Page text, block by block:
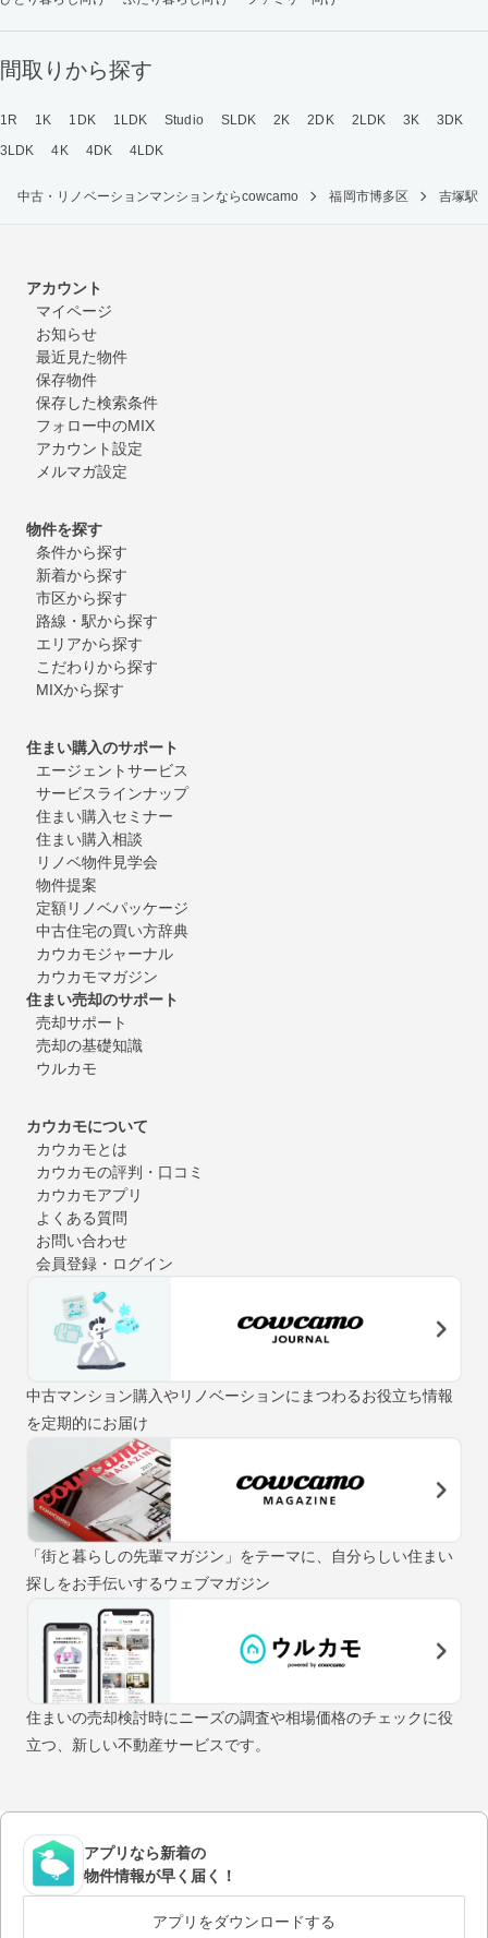
間取りから探す
1R 1K 1DK 1LDK Studio SLDK 2K 2DK 2LDK 3K
3DK
3LDK
4K 4DK 4LDK
中古・リノベーションマンションならcowcamo 福岡市博多区 吉塚駅
アカウント
マイページ
お知らせ
最近見た物件
保存物件
保存した検索条件
フォロー中のMIX
アカウント設定
メルマガ設定
物件を探す
条件から探す
新着から探す
市区から探す
路線・駅から探す
エリアから探す
こだわりから探す
MIXから探す
住まい購入のサポート
エージェントサービス
サービスラインナップ
住まい購入セミナー
住まい購入相談
リノベ物件見学会
物件提案
定額リノベパッケージ
中古住宅の買い方辞典
カウカモジャーナル
カウカモマガジン
住まい売却のサポート
売却サポート
売却の基礎知識
ウルカモ
カウカモについて
カウカモとは
カウカモの評判・口コミ
カウカモアプリ
よくある質問
お問い合わせ
会員登録・ログイン
中古マンション購入やリノベーションにまつわるお役立ち情報
を定期的にお届け
「街と暮らしの先輩マガジン」をテーマに、自分らしい住まい
探しをお手伝いするウェブマガジン
住まいの売却検討時にニーズの調査や相場価格のチェックに役
立つ、新しい不動産サービスです。
アプリなら新着の
物件情報が早く届く！
アプリをダウンロードする